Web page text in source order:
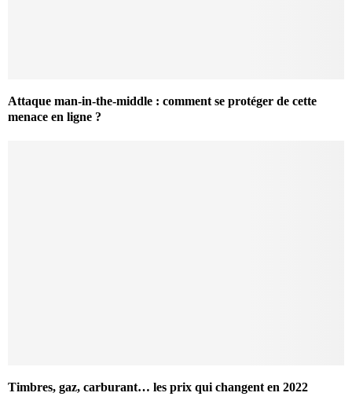
Attaque man-in-the-middle : comment se protéger de cette
menace en ligne ?
Timbres, gaz, carburant… les prix qui changent en 2022